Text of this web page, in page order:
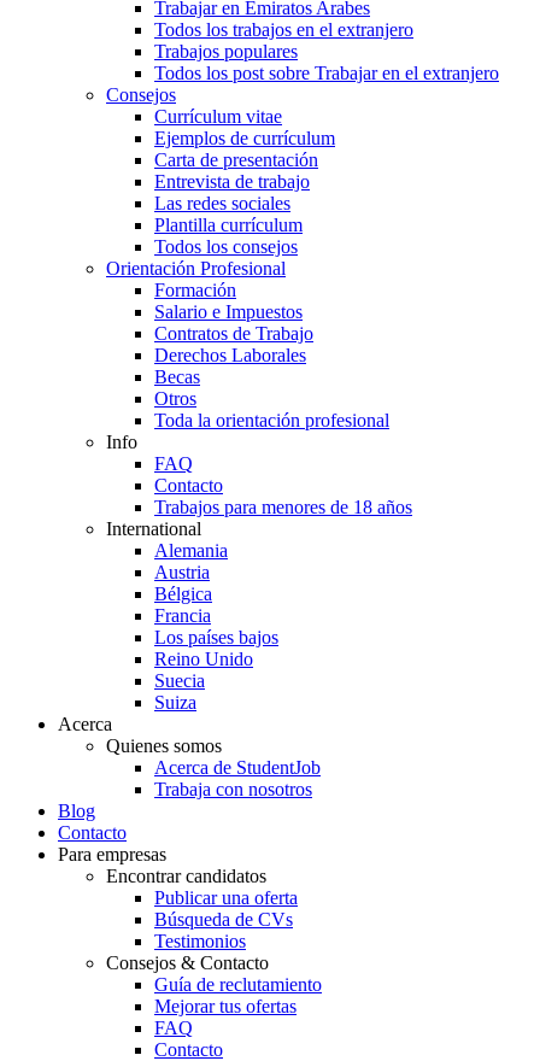
Trabajar en Emiratos Arabes
Todos los trabajos en el extranjero
Trabajos populares
Todos los post sobre Trabajar en el extranjero
Consejos
Currículum vitae
Ejemplos de currículum
Carta de presentación
Entrevista de trabajo
Las redes sociales
Plantilla currículum
Todos los consejos
Orientación Profesional
Formación
Salario e Impuestos
Contratos de Trabajo
Derechos Laborales
Becas
Otros
Toda la orientación profesional
Info
FAQ
Contacto
Trabajos para menores de 18 años
International
Alemania
Austria
Bélgica
Francia
Los países bajos
Reino Unido
Suecia
Suiza
Acerca
Quienes somos
Acerca de StudentJob
Trabaja con nosotros
Blog
Contacto
Para empresas
Encontrar candidatos
Publicar una oferta
Búsqueda de CVs
Testimonios
Consejos & Contacto
Guía de reclutamiento
Mejorar tus ofertas
FAQ
Contacto